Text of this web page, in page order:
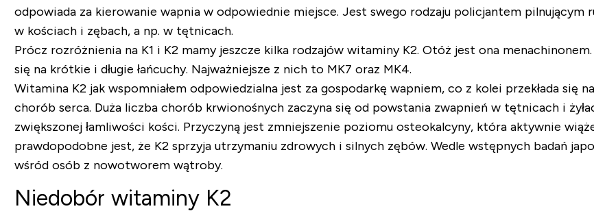
odpowiada za kierowanie wapnia w odpowiednie miejsce. Jest swego rodzaju policjantem pilnującym
w kościach i zębach, a np. w tętnicach.
Prócz rozróżnienia na K1 i K2 mamy jeszcze kilka rodzajów witaminy K2. Otóż jest ona
się na krótkie i długie łańcuchy. Najważniejsze z nich to MK7 oraz MK4.
Witamina K2 jak wspomniałem odpowiedzialna jest za gospodarkę wapniem, co z kolei przekłada się
chorób serca. Duża liczba chorób krwionośnych zaczyna się od powstania zwapnień w tętnicach i
zwiększonej łamliwości kości. Przyczyną jest zmniejszenie poziomu osteokalcyny, która aktywnie
prawdopodobne jest, że K2 sprzyja utrzymaniu zdrowych i silnych zębów. Wedle wstępnych badań
wśród osób z nowotworem wątroby.
Niedobór witaminy K2